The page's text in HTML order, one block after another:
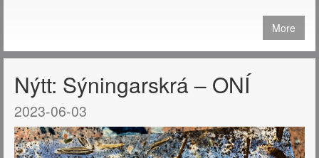
More
Nýtt: Sýningarskrá – ONÍ
2023-06-03